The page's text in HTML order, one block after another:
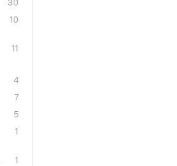
10
11
4
7
5
1
1